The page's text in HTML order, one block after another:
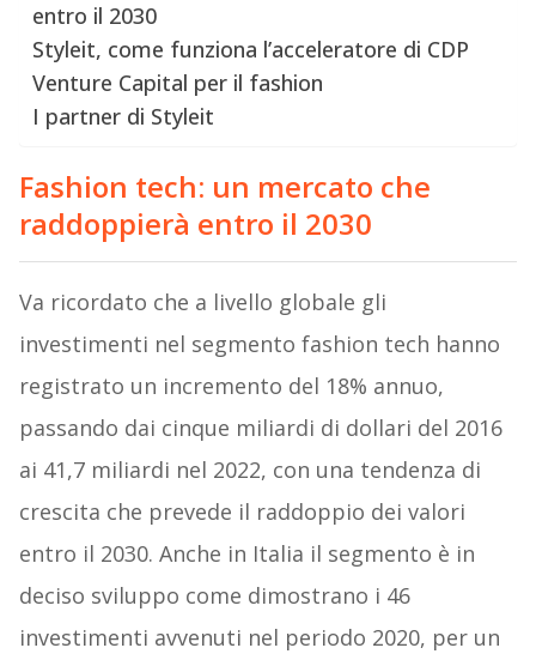
entro il 2030
Styleit, come funziona l’acceleratore di CDP
Venture Capital per il fashion
I partner di Styleit
Fashion tech: un mercato che
raddoppierà entro il 2030
Va ricordato che a livello globale gli
investimenti nel segmento fashion tech hanno
registrato un incremento del 18% annuo,
passando dai cinque miliardi di dollari del 2016
ai 41,7 miliardi nel 2022, con una tendenza di
crescita che prevede il raddoppio dei valori
entro il 2030. Anche in Italia il segmento è in
deciso sviluppo come dimostrano i 46
investimenti avvenuti nel periodo 2020, per un